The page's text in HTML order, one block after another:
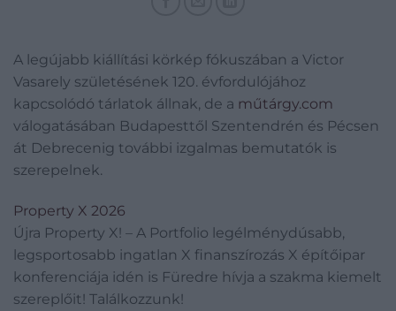
A legújabb kiállítási körkép fókuszában a Victor
Vasarely születésének 120. évfordulójához
kapcsolódó tárlatok állnak, de a műtárgy.com
válogatásában Budapesttől Szentendrén és Pécsen
át Debrecenig további izgalmas bemutatók is
szerepelnek.
Property X 2026
Újra Property X! – A Portfolio legélménydúsabb,
legsportosabb ingatlan X finanszírozás X építőipar
konferenciája idén is Füredre hívja a szakma kiemelt
szereplőit! Találkozzunk!